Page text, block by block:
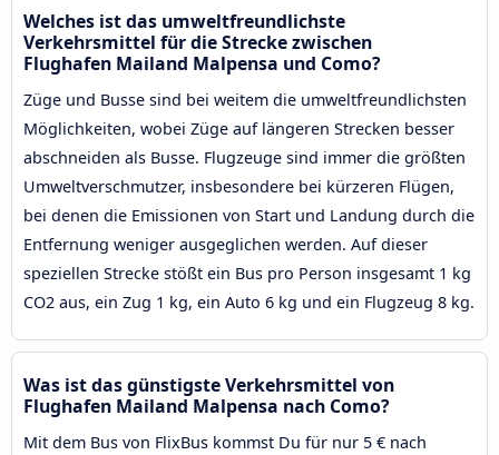
Welches ist das umweltfreundlichste
Verkehrsmittel für die Strecke zwischen
Flughafen Mailand Malpensa und Como?
Züge und Busse sind bei weitem die umweltfreundlichsten
Möglichkeiten, wobei Züge auf längeren Strecken besser
abschneiden als Busse. Flugzeuge sind immer die größten
Umweltverschmutzer, insbesondere bei kürzeren Flügen,
bei denen die Emissionen von Start und Landung durch die
Entfernung weniger ausgeglichen werden. Auf dieser
speziellen Strecke stößt ein Bus pro Person insgesamt 1 kg
CO2 aus, ein Zug 1 kg, ein Auto 6 kg und ein Flugzeug 8 kg.
Was ist das günstigste Verkehrsmittel von
Flughafen Mailand Malpensa nach Como?
Mit dem Bus von FlixBus kommst Du für nur 5 € nach